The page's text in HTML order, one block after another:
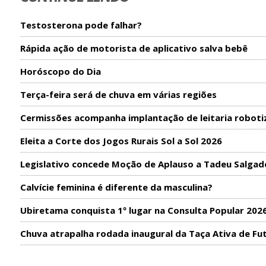
Testosterona pode falhar?
Rápida ação de motorista de aplicativo salva bebê
Horóscopo do Dia
Terça-feira será de chuva em várias regiões
Cermissões acompanha implantação de leitaria
Eleita a Corte dos Jogos Rurais Sol a Sol 2026
Legislativo concede Moção de Aplauso a Tadeu
Calvície feminina é diferente da masculina?
Ubiretama conquista 1º lugar na Consulta Popular
Chuva atrapalha rodada inaugural da Taça Ativa de